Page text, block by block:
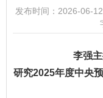
发布时间： 2026-06-
李强
研究2025年度中央